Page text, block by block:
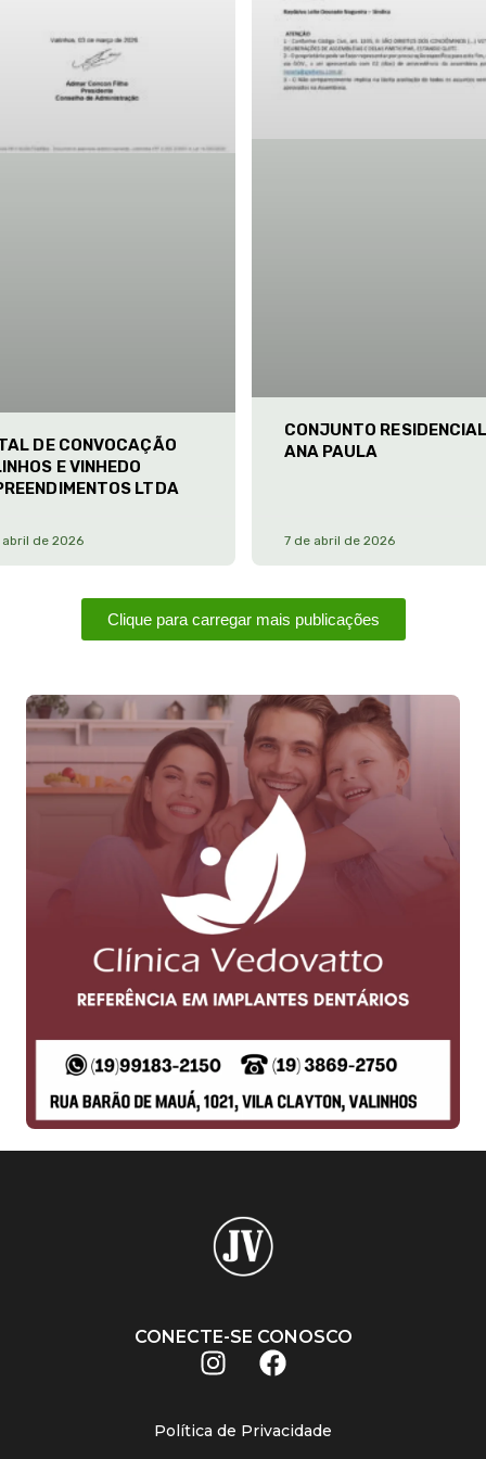
DE CONVOCAÇÃO
E VINHEDO
LTDA
de 2026
CONJUNTO RESIDENCIAL
ANA PAULA
7 de abril de 2026
Clique para carregar mais publicações
CONECTE-SE CONOSCO
Política de Privacidade